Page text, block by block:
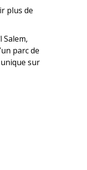
plus de
Salem,
parc de
sur